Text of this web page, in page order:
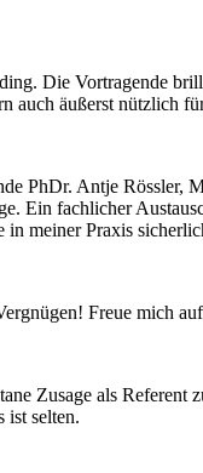
Die Vortragende
auch äußerst nützlich
PhDr. Antje Rössler,
Ein fachlicher
meiner Praxis
Freue mich
Zusage als
ist selten.